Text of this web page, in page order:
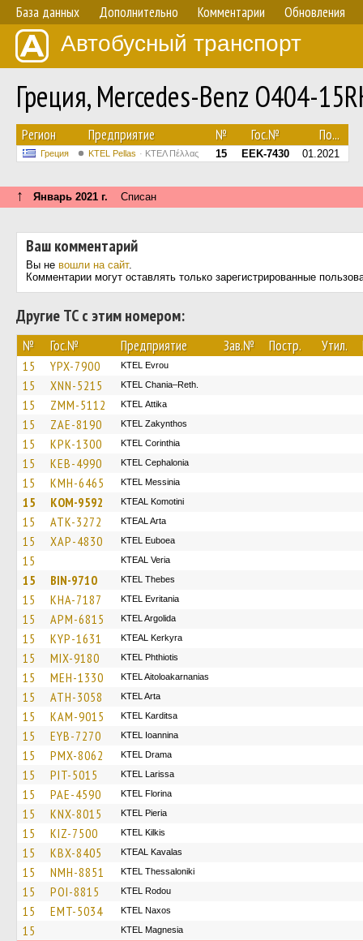
База данных Дополнительно Комментарии Обновления
Автобусный транспорт
Греция, Mercedes-Benz O404-
Регион Предприятие № Гос.№ По...
Греция KTEL Pellas ΚΤΕΛ Πέλλας 15 EEK-7430 01.2021
↑ Январь 2021 г. Списан
Ваш комментарий
Вы не вошли на сайт.
Комментарии могут оставлять только зарегистрированные
Другие ТС с этим номером:
№ Гос.№ Предприятие Зав.№ Постр. Утил.
15 YPX-7900 KTEL Evrou
15 XNN-5215 KTEL Chania–Reth.
15 ZMM-5112 KΤΕL Αttika
15 ZAE-8190 KTEL Zakynthos
15 KPK-1300 KTEL Corinthia
15 KEB-4990 KTEL Cephalonia
15 KMH-6465 KTEL Messinia
15 KOM-9592 KTEAL Komotini
15 ATK-3272 KTEAL Arta
15 XAP-4830 ΚΤΕL Euboea
15 KTEAL Veria
15 BIN-9710 KTEL Thebes
15 KHA-7187 ΚΤΕL Evritania
15 APM-6815 KTEL Argolida
15 KYP-1631 KTEAL Kerkyra
15 MIX-9180 ΚΤΕL Phthiotis
15 MEH-1330 KTEL Aitoloakarnanias
15 ATH-3058 KTEL Arta
15 KAM-9015 ΚΤΕL Karditsa
15 EYB-7270 KTEL Ioannina
15 PMX-8062 KTEL Drama
15 PIT-5015 KTEL Larissa
15 PAE-4590 KTEL Florina
15 KNX-8015 KTEL Pieria
15 KIZ-7500 KTEL Kilkis
15 KBX-8405 KTEAL Kavalas
15 NMH-8851 KTEL Thessaloniki
15 POI-8815 ΚΤΕL Rodou
15 EMT-5034 KTEL Naxos
15 ΚΤΕL Magnesia